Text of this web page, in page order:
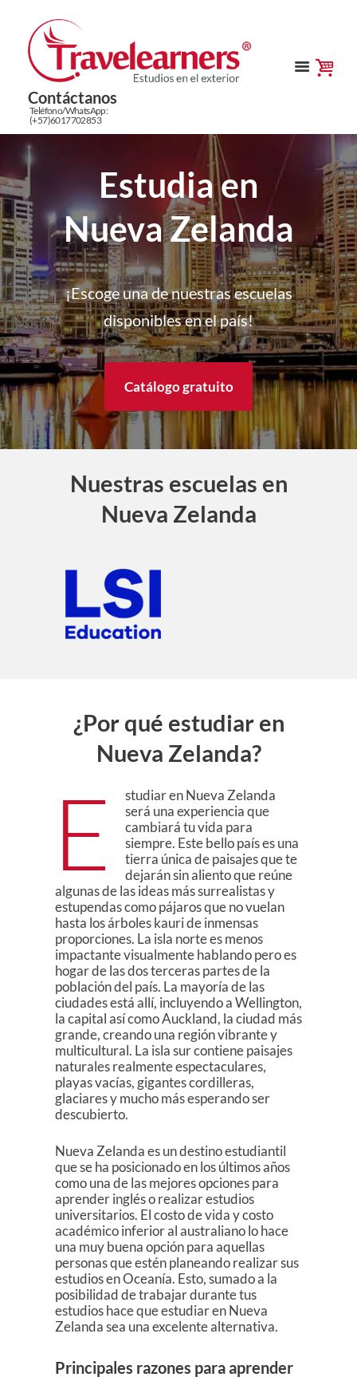
Contáctanos
Teléfono/WhatsApp:
(+57)6017702853
Estudia en
Nueva Zelanda
¡Escoge una de nuestras escuelas
disponibles en el país!
Catálogo gratuito
Nuestras escuelas en
Nueva Zelanda
¿Por qué estudiar en
Nueva Zelanda?
E
studiar en Nueva Zelanda
será una experiencia que
cambiará tu vida para
siempre. Este bello país es una
tierra única de paisajes que te
dejarán sin aliento que reúne
algunas de las ideas más surrealistas y
estupendas como pájaros que no vuelan
hasta los árboles kauri de inmensas
proporciones. La isla norte es menos
impactante visualmente hablando pero es
hogar de las dos terceras partes de la
población del país. La mayoría de las
ciudades está allí, incluyendo a Wellington,
la capital así como Auckland, la ciudad más
grande, creando una región vibrante y
multicultural. La isla sur contiene paisajes
naturales realmente espectaculares,
playas vacías, gigantes cordilleras,
glaciares y mucho más esperando ser
descubierto.
Nueva Zelanda es un destino estudiantil
que se ha posicionado en los últimos años
como una de las mejores opciones para
aprender inglés o realizar estudios
universitarios. El costo de vida y costo
académico inferior al australiano lo hace
una muy buena opción para aquellas
personas que estén planeando realizar sus
estudios en Oceanía. Esto, sumado a la
posibilidad de trabajar durante tus
estudios hace que estudiar en Nueva
Zelanda sea una excelente alternativa.
Principales razones para aprender